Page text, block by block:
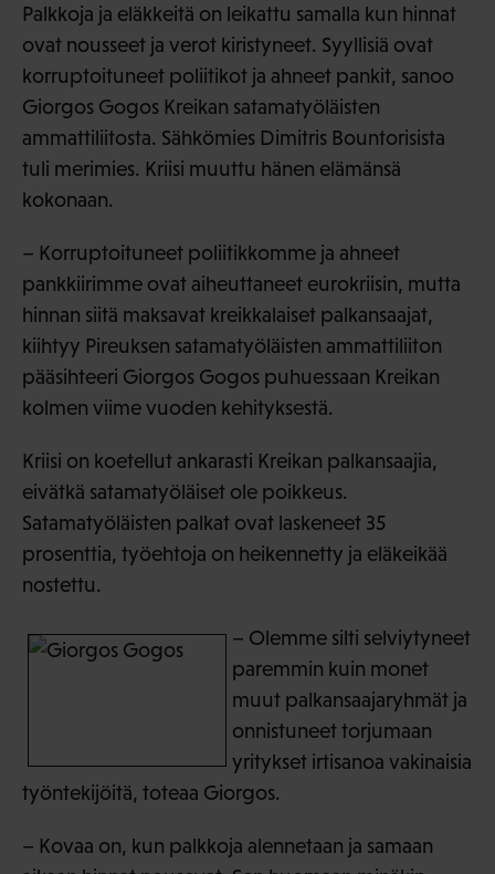
Palkkoja ja eläkkeitä on leikattu samalla kun hinnat
ovat nousseet ja verot kiristyneet. Syyllisiä ovat
korruptoituneet poliitikot ja ahneet pankit, sanoo
Giorgos Gogos Kreikan satamatyöläisten
ammattiliitosta. Sähkömies Dimitris Bountorisista
tuli merimies. Kriisi muuttu hänen elämänsä
kokonaan.
– Korruptoituneet poliitikkomme ja ahneet
pankkiirimme ovat aiheuttaneet eurokriisin, mutta
hinnan siitä maksavat kreikkalaiset palkansaajat,
kiihtyy Pireuksen satamatyöläisten ammattiliiton
pääsihteeri Giorgos Gogos puhuessaan Kreikan
kolmen viime vuoden kehityksestä.
Kriisi on koetellut ankarasti Kreikan palkansaajia,
eivätkä satamatyöläiset ole poikkeus.
Satamatyöläisten palkat ovat laskeneet 35
prosenttia, työehtoja on heikennetty ja eläkeikää
nostettu.
– Olemme silti selviytyneet
paremmin kuin monet
muut palkansaajaryhmät ja
onnistuneet torjumaan
yritykset irtisanoa vakinaisia
työntekijöitä, toteaa Giorgos.
– Kovaa on, kun palkkoja alennetaan ja samaan